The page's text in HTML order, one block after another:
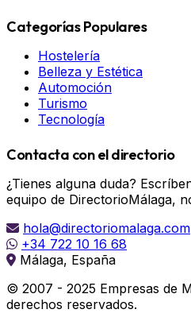
Categorías Populares
Hostelería
Belleza y Estética
Automoción
Turismo
Tecnología
Contacta con el directorio
¿Tienes alguna duda?
equipo de DirectorioMálaga,
hola@directoriomalaga.com
+34 722 10 16 68
Málaga, España
© 2007 - 2025 Empresas de
derechos reservados.